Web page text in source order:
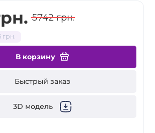
5742 грн.
грн.
В корзину
Быстрый заказ
3D модель